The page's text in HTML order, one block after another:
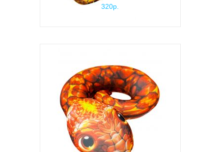
320р.